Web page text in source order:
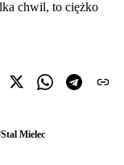
chwil, to ciężko
Stal Mielec